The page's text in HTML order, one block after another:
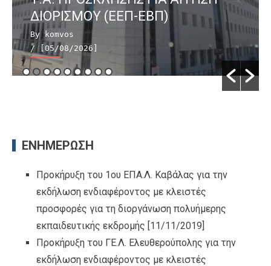
ΔΙΟΡΙΣΜΟΥ (ΕΕΠ-ΕΒΠ)
By komvos
/ [05/08/2026]
ΕΝΗΜΕΡΩΣΗ
Προκήρυξη του 1ου ΕΠΑ.Λ. Καβάλας για την
εκδήλωση ενδιαφέροντος με κλειστές
προσφορές για τη διοργάνωση πολυήμερης
εκπαιδευτικής εκδρομής [11/11/2019]
Προκήρυξη του ΓΕ.Λ. Ελευθερούπολης για την
εκδήλωση ενδιαφέροντος με κλειστές